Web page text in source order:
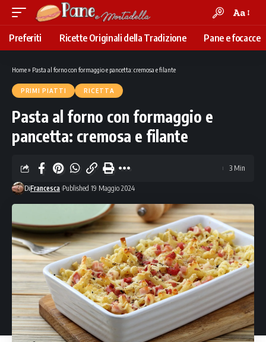
Font
Resizer
Aa
Preferiti Ricette Originali della Tradizione Pane e focacce
Home» Pasta al forno con formaggio e pancetta: cremosa e filante
PRIMI PIATTI RICETTA
Pasta al forno con formaggio e
pancetta: cremosa e filante
DiFrancesca Published 19 Maggio 2024
3 Min